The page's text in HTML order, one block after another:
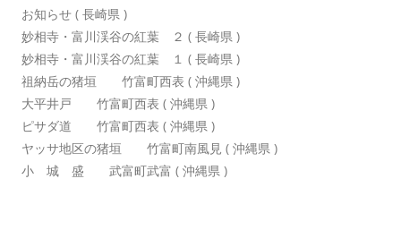
お知らせ ( 長崎県 )
妙相寺・富川渓谷の紅葉 ２ ( 長崎県 )
妙相寺・富川渓谷の紅葉 １ ( 長崎県 )
祖納岳の猪垣 竹富町西表 ( 沖縄県 )
大平井戸 竹富町西表 ( 沖縄県 )
ピサダ道 竹富町西表 ( 沖縄県 )
ヤッサ地区の猪垣 竹富町南風見 ( 沖縄県 )
小 城 盛 武富町武富 ( 沖縄県 )